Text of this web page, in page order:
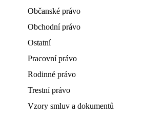
Občanské právo
Obchodní právo
Ostatní
Pracovní právo
Rodinné právo
Trestní právo
Vzory smluv a dokumentů